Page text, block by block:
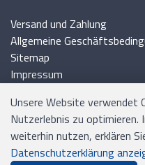
Versand und Zahlung
Allgemeine
Sitemap
Impressum
Zahlungsmittel
Unsere Website verwendet
Nutzerlebnis zu optimieren.
weiterhin nutzen, erklären
Datenschutzerklärung